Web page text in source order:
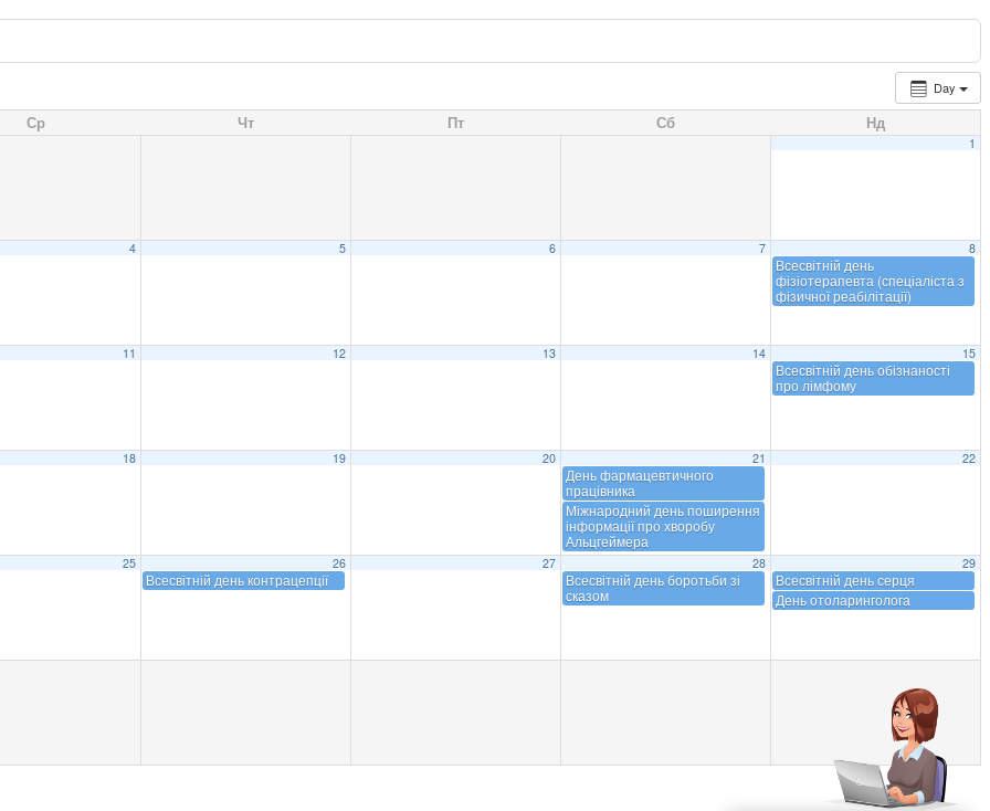
Day
Ср Чт Пт Сб Нд
1
4 5 6 7 8
Всесвітній день
фізіотерапевта (спеціаліста з
фізичної реабілітації)
11 12 13 14 15
Всесвітній день обізнаності
про лімфому
18 19 20 21
День фармацевтичного
працівника
Міжнародний день поширення
інформації про хворобу
Альцгеймера
22
25 26
Всесвітній день контрацепції
27 28
Всесвітній день боротьби зі
сказом
29
Всесвітній день серця
День отоларинголога